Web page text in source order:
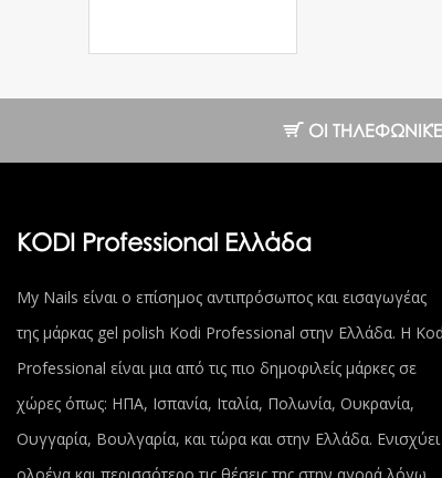
ΟΙ
KODI Professional Ελλάδα
My Nails είναι ο επίσημος αντιπρόσωπος και εισαγωγέας
της μάρκας gel polish Kodi Professional στην Ελλάδα. Η
Professional είναι μια από τις πιο δημοφιλείς μάρκες σε
χώρες όπως: ΗΠΑ, Ισπανία, Ιταλία, Πολωνία, Ουκρανία,
Ουγγαρία, Βουλγαρία, και τώρα και στην Ελλάδα. Ενισχύει